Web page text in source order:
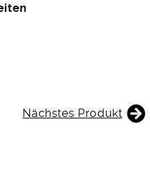
Nächstes Produkt